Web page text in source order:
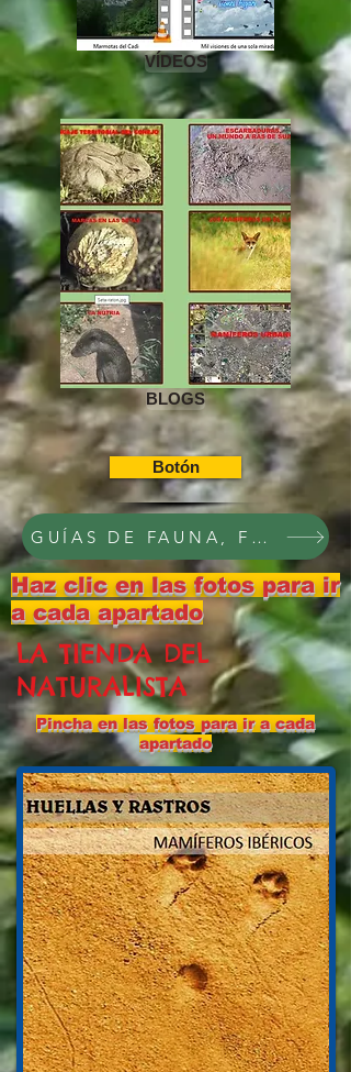
VÍDEOS
BLOGS
Botón
GUÍAS DE FAUNA, FLORA Y
Haz clic en las fotos para ir
a cada apartado
LA TIENDA DEL
NATURALISTA
Pincha en las fotos para ir a cada
apartado